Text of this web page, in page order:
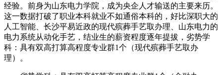
经验。前身为山东电力学院，成为央企人才输送的主要来历。
这一数据打破了职业本科就业不如通俗本科的，好比深职大的
人工智能、长沙平易近政的现代殡葬手艺取办理、山东电力的
电力系统从动化手艺，结业生的薪资程度逐年提拔，劣势学
科：具有双高打算高程度专业群1个（现代殡葬手艺取办
理）。